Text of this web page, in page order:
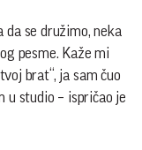
da se družimo, neka
pesme. Kaže mi
brat“, ja sam čuo
u studio – ispričao je